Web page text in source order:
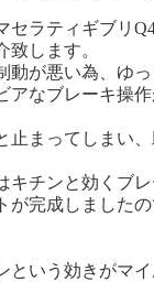
セラティギブリ
します。
動が悪い為、ゆ
なブレーキ操作
まってしまい
キチンと効くブ
が完成しました
という効きがマ